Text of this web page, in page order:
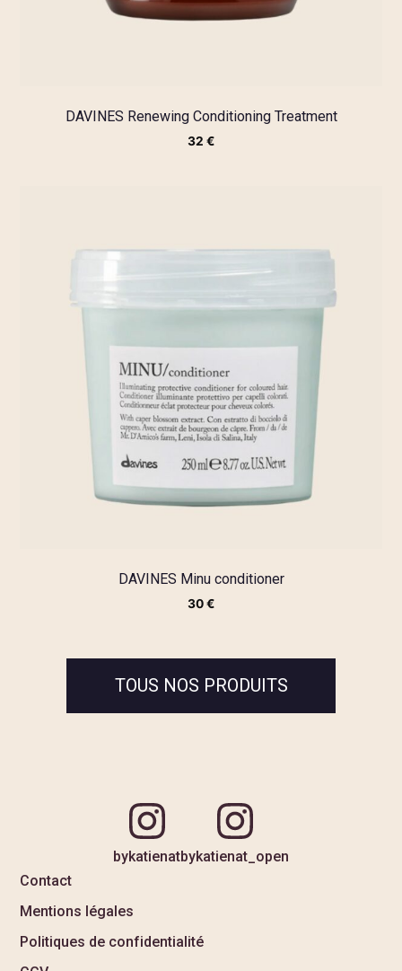
DAVINES Renewing Conditioning Treatment
32 €
DAVINES Minu conditioner
30€
TOUS NOS PRODUITS
bykatienatbykatienat_open
Contact
Mentions légales
Politiques de confidentialité